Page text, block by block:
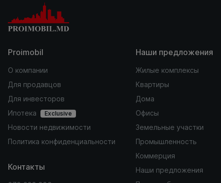
Proimobil
О компании
Для продавцов
Для инвесторов
Ипотека
Exclusive
Новости недвижимости
Политика конфиденциальности
Наши предложения
Жилые комплексы
Квартиры
Дома
Офисы
Земельные участки
Промышленность
Коммерция
Наши предложения
Контакты